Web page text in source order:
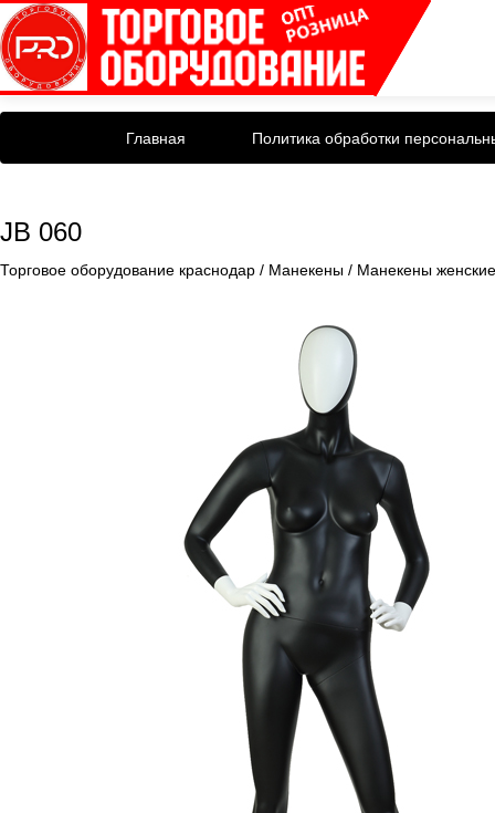
Главная Политика обработки
JB 060
Торговое оборудование краснодар / Манекены / Манекены женские